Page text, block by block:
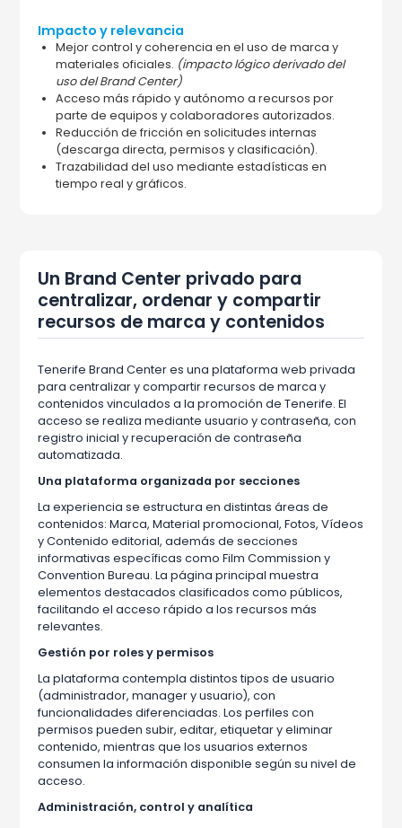
Impacto y relevancia
Mejor control y coherencia en el uso de marca y
materiales oficiales. (impacto lógico derivado del
uso del Brand Center)
Acceso más rápido y autónomo a recursos por
parte de equipos y colaboradores autorizados.
Reducción de fricción en solicitudes internas
(descarga directa, permisos y clasificación).
Trazabilidad del uso mediante estadísticas en
tiempo real y gráficos.
Un Brand Center privado para
centralizar, ordenar y compartir
recursos de marca y contenidos
Tenerife Brand Center es una plataforma web privada
para centralizar y compartir recursos de marca y
contenidos vinculados a la promoción de Tenerife. El
acceso se realiza mediante usuario y contraseña, con
registro inicial y recuperación de contraseña
automatizada.
Una plataforma organizada por secciones
La experiencia se estructura en distintas áreas de
contenidos: Marca, Material promocional, Fotos, Vídeos
y Contenido editorial, además de secciones
informativas específicas como Film Commission y
Convention Bureau. La página principal muestra
elementos destacados clasificados como públicos,
facilitando el acceso rápido a los recursos más
relevantes.
Gestión por roles y permisos
La plataforma contempla distintos tipos de usuario
(administrador, manager y usuario), con
funcionalidades diferenciadas. Los perfiles con
permisos pueden subir, editar, etiquetar y eliminar
contenido, mientras que los usuarios externos
consumen la información disponible según su nivel de
acceso.
Administración, control y analítica